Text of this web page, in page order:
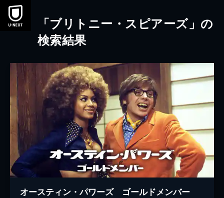
本文へスキップ
「ブリトニー・スピアーズ」の
検索結果
オースティン・パワーズ ゴールドメンバー